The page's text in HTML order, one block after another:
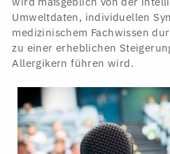
Umweltdaten, individuellen
medizinischem Fachwissen
zu einer erheblichen
Allergikern führen wird.